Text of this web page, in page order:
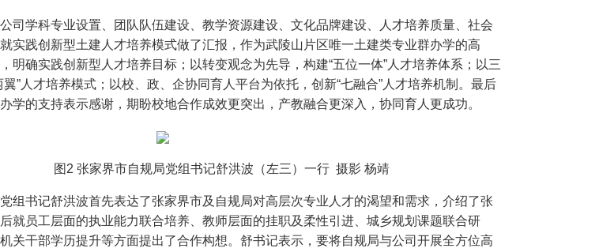
司学科专业设置、团队队伍建设、教学资源建设、文化品牌建设、人才培养质量、社会
实践创新型土建人才培养模式做了汇报，作为武陵山片区唯一土建类专业群办学的高
明确实践创新型人才培养目标；以转变观念为先导，构建“五位一体”人才培养体系；以三
”人才培养模式；以校、政、企协同育人平台为依托，创新“七融合”人才培养机制。最后
学的支持表示感谢，期盼校地合作成效更突出，产教融合更深入，协同育人更成功。
局党组书记舒洪波（左三）一行 摄影 杨靖
组书记舒洪波首先表达了张家界市及自规局对高层次专业人才的渴望和需求，介绍了张
就员工层面的执业能力联合培养、教师层面的挂职及柔性引进、城乡规划课题联合研
关干部学历提升等方面提出了合作构想。舒书记表示，要将自规局与公司开展全方位高